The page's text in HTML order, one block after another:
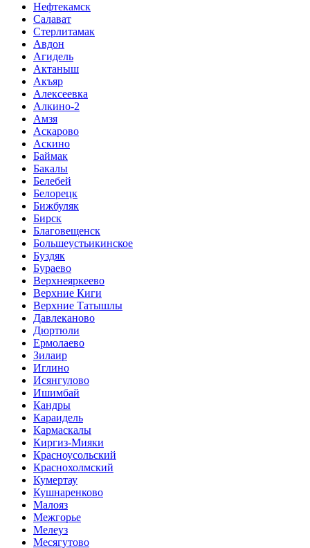
Нефтекамск
Салават
Стерлитамак
Авдон
Агидель
Актаныш
Акъяр
Алексеевка
Алкино-2
Амзя
Аскарово
Аскино
Баймак
Бакалы
Белебей
Белорецк
Бижбуляк
Бирск
Благовещенск
Большеустьикинское
Буздяк
Бураево
Верхнеяркеево
Верхние Киги
Верхние Татышлы
Давлеканово
Дюртюли
Ермолаево
Зилаир
Иглино
Исянгулово
Ишимбай
Кандры
Караидель
Кармаскалы
Киргиз-Мияки
Красноусольский
Краснохолмский
Кумертау
Кушнаренково
Малояз
Межгорье
Мелеуз
Месягутово